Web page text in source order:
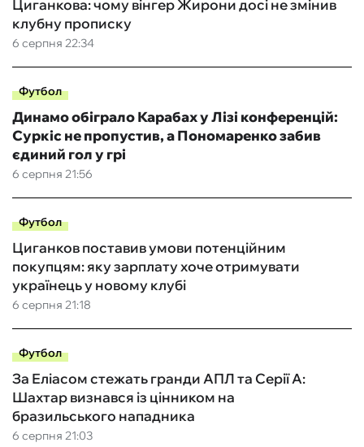
6 серпня 22:34
Циганкова: чому вінгер Жирони досі не змінив
клубну прописку
Футбол
6 серпня 21:56
Динамо обіграло Карабах у Лізі конференцій:
Суркіс не пропустив, а Пономаренко забив
єдиний гол у грі
Футбол
6 серпня 21:18
Циганков поставив умови потенційним
покупцям: яку зарплату хоче отримувати
українець у новому клубі
Футбол
6 серпня 21:03
За Еліасом стежать гранди АПЛ та Серії А:
Шахтар визнався із цінником на
бразильського нападника